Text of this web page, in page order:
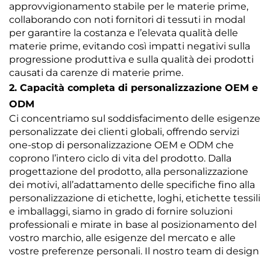
approvvigionamento stabile per le materie prime,
collaborando con noti fornitori di tessuti in modal
per garantire la costanza e l’elevata qualità delle
materie prime, evitando così impatti negativi sulla
progressione produttiva e sulla qualità dei prodotti
causati da carenze di materie prime.
2. Capacità completa di personalizzazione OEM e
ODM
Ci concentriamo sul soddisfacimento delle esigenze
personalizzate dei clienti globali, offrendo servizi
one-stop di personalizzazione OEM e ODM che
coprono l’intero ciclo di vita del prodotto. Dalla
progettazione del prodotto, alla personalizzazione
dei motivi, all’adattamento delle specifiche fino alla
personalizzazione di etichette, loghi, etichette tessili
e imballaggi, siamo in grado di fornire soluzioni
professionali e mirate in base al posizionamento del
vostro marchio, alle esigenze del mercato e alle
vostre preferenze personali. Il nostro team di design